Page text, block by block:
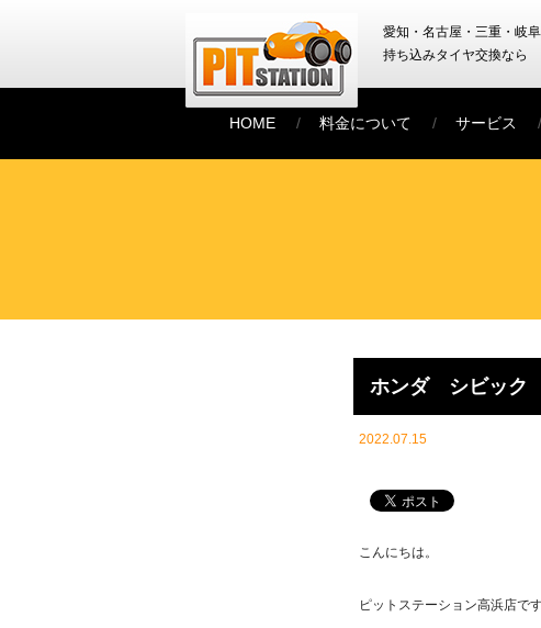
愛知・名古屋・三重・岐
持ち込みタイヤ交換なら
HOME 料金について サービス
ホンダ シビック
2022.07.15
こんにちは。
ピットステーション高浜店です